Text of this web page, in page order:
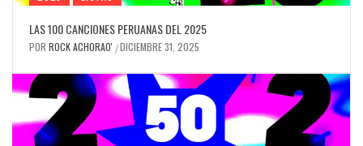
LAS 100 CANCIONES PERUANAS DEL 2025
POR ROCK ACHORAO' /DICIEMBRE 31, 2025